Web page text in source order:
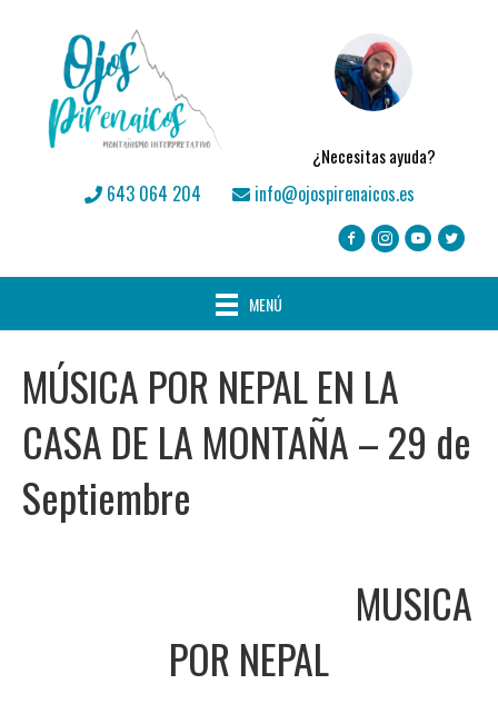
¿Necesitas ayuda?
643 064 204 info@ojospirenaicos.es
MENÚ
MÚSICA POR NEPAL EN LA
CASA DE LA MONTAÑA – 29 de
Septiembre
MUSICA
POR NEPAL